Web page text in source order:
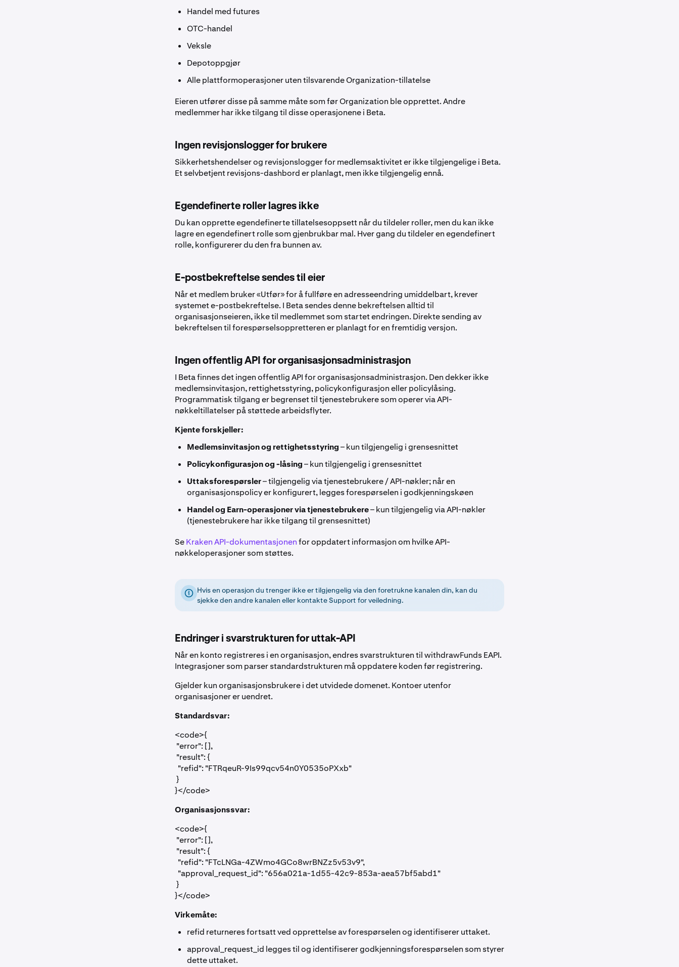
Handel med futures
OTC-handel
Veksle
Depotoppgjør
Alle plattformoperasjoner uten tilsvarende Organization-tillatelse
Eieren utfører disse på samme måte som før Organization ble opprettet. Andre
medlemmer har ikke tilgang til disse operasjonene i Beta.
Ingen revisjonslogger for brukere
Sikkerhetshendelser og revisjonslogger for medlemsaktivitet er ikke tilgjengelige i Beta.
Et selvbetjent revisjons-dashbord er planlagt, men ikke tilgjengelig ennå.
Egendefinerte roller lagres ikke
Du kan opprette egendefinerte tillatelsesoppsett når du tildeler roller, men du kan ikke
lagre en egendefinert rolle som gjenbrukbar mal. Hver gang du tildeler en egendefinert
rolle, konfigurerer du den fra bunnen av.
E-postbekreftelse sendes til eier
Når et medlem bruker «Utfør» for å fullføre en adresseendring umiddelbart, krever
systemet e-postbekreftelse. I Beta sendes denne bekreftelsen alltid til
organisasjonseieren, ikke til medlemmet som startet endringen. Direkte sending av
bekreftelsen til forespørselsoppretteren er planlagt for en fremtidig versjon.
Ingen offentlig API for organisasjonsadministrasjon
I Beta finnes det ingen offentlig API for organisasjonsadministrasjon. Den dekker ikke
medlemsinvitasjon, rettighetsstyring, policykonfigurasjon eller policylåsing.
Programmatisk tilgang er begrenset til tjenestebrukere som operer via API-
nøkkeltillatelser på støttede arbeidsflyter.
Kjente forskjeller:
Medlemsinvitasjon og rettighetsstyring– kun tilgjengelig i grensesnittet
Policykonfigurasjon og -låsing– kun tilgjengelig i grensesnittet
Uttaksforespørsler– tilgjengelig via tjenestebrukere / API-nøkler; når en
organisasjonspolicy er konfigurert, legges forespørselen i godkjenningskøen
Handel og Earn-operasjoner via tjenestebrukere– kun tilgjengelig via API-nøkler
(tjenestebrukere har ikke tilgang til grensesnittet)
SeKraken API-dokumentasjonenfor oppdatert informasjon om hvilke API-
nøkkeloperasjoner som støttes.
Hvis en operasjon du trenger ikke er tilgjengelig via den foretrukne kanalen din, kan du
sjekke den andre kanalen eller kontakte Support for veiledning.
Endringer i svarstrukturen for uttak-API
Når en konto registreres i en organisasjon, endres svarstrukturen tilwithdrawFundsEAPI.
Integrasjoner som parser standardstrukturen må oppdatere koden før registrering.
Gjelder kun organisasjonsbrukere i det utvidede domenet. Kontoer utenfor
organisasjoner er uendret.
Standardsvar:
<code>{
"error": [],
"result": {
  "refid": "FTRqeuR-9Is99qcv54n0Y0535oPXxb"
}
}</code>
Organisasjonssvar:
<code>{
"error": [],
"result": {
  "refid": "FTcLNGa-4ZWmo4GCo8wrBNZz5v53v9",
  "approval_request_id": "656a021a-1d55-42c9-853a-aea57bf5abd1"
}
}</code>
Virkemåte:
refid returneres fortsatt ved opprettelse av forespørselen og identifiserer uttaket.
approval_request_id legges til og identifiserer godkjenningsforespørselen som styrer
dette uttaket.